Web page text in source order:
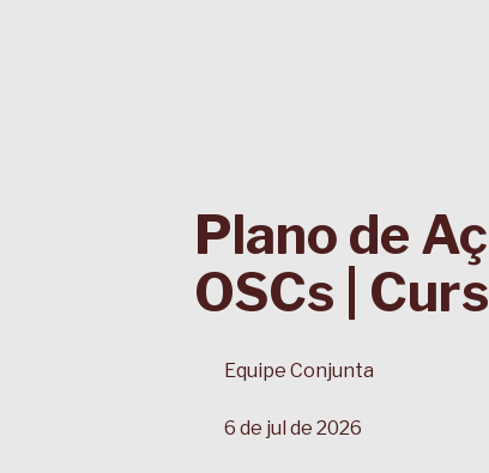
Plano de
OSCs |
Equipe Conjunta
6 de jul de 2026